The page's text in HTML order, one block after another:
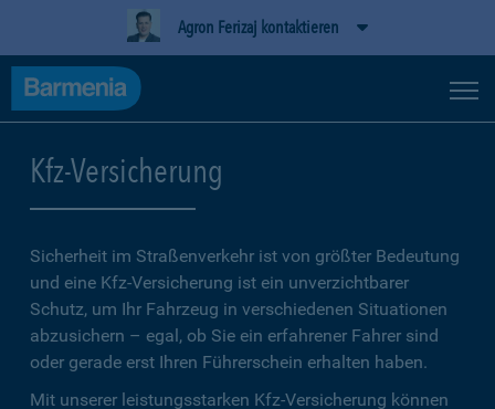
Agron Ferizaj kontaktieren
Kfz-Versicherung
Sicherheit im Straßenverkehr ist von größter Bedeutung
und eine Kfz-Versicherung ist ein unverzichtbarer
Schutz, um Ihr Fahrzeug in verschiedenen Situationen
abzusichern – egal, ob Sie ein erfahrener Fahrer sind
oder gerade erst Ihren Führerschein erhalten haben.
Mit unserer leistungsstarken Kfz-Versicherung können